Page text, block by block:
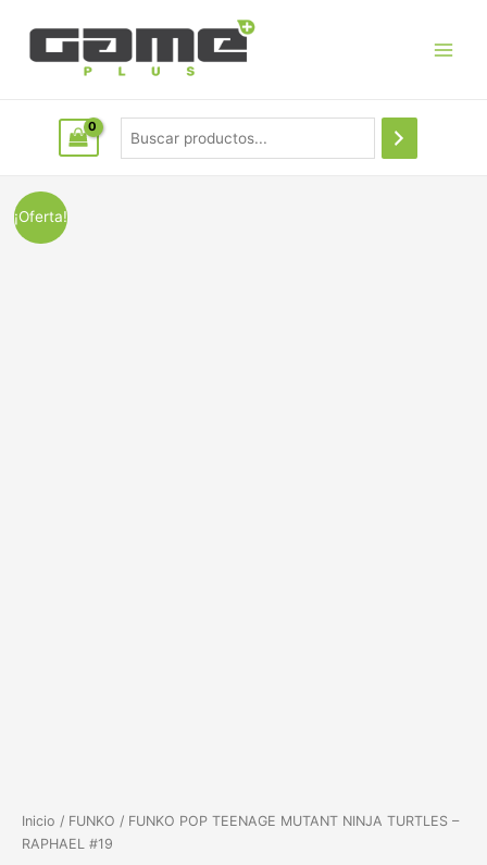
¡Oferta!
Inicio / FUNKO / FUNKO POP TEENAGE MUTANT NINJA TURTLES –
RAPHAEL #19